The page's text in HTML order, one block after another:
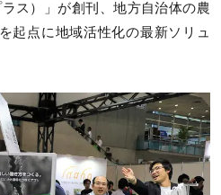
ス）」が創刊、地方自治体の農
起点に地域活性化の最新ソリュ